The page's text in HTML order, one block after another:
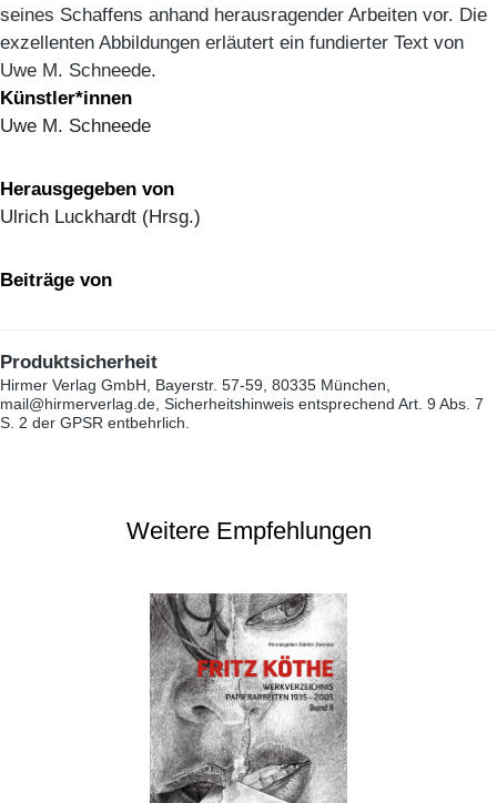
seines Schaffens anhand herausragender Arbeiten vor. Die
exzellenten Abbildungen erläutert ein fundierter Text von
Uwe M. Schneede.
Künstler*innen
Uwe M. Schneede
Herausgegeben von
Ulrich Luckhardt (Hrsg.)
Beiträge von
Produktsicherheit
Hirmer Verlag GmbH, Bayerstr. 57-59, 80335 München,
mail@hirmerverlag.de, Sicherheitshinweis entsprechend Art. 9 Abs. 7
S. 2 der GPSR entbehrlich.
Weitere Empfehlungen